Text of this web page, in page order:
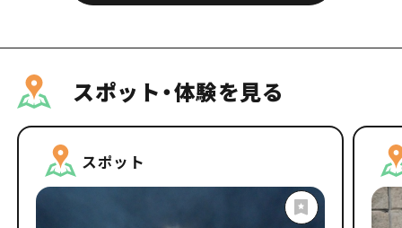
スポット・体験を見る
スポット